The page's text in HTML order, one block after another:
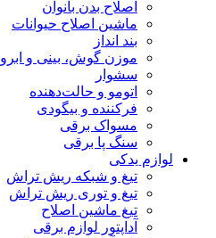
اصلاح بدن بانوان
ماشین اصلاح حیوانات
بند انداز
موزن گوش، بینی و ابرو
سشوار
اتومو و حالت‌دهنده
فرکننده و بیگودی
مسواک برقی
سنگ پا برقی
لوازم یدکی
تیغ و شبکه ریش تراش
تیغ و توری ریش تراش
تیغ ماشین اصلاح
آداپتور لوازم برقی